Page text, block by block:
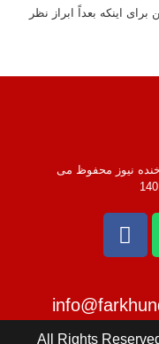
اینکه بعداً ابراز نظر
نیوز محفوظ می
All Rights